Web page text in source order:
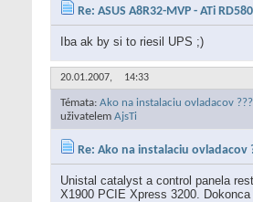
Re: ASUS A8R32-MVP - ATi
Iba ak by si to riesil UPS ;)
20.01.2007, 14:33
Témata: Ako na instalaciu ovladacov ???
uživatelem AjsTi
Re: Ako na instalaciu ovladacov
Unistal catalyst a control panela
X1900 PCIE Xpress 3200.